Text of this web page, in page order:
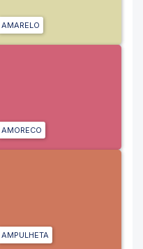
AMARELO
AMORECO
AMPULHETA